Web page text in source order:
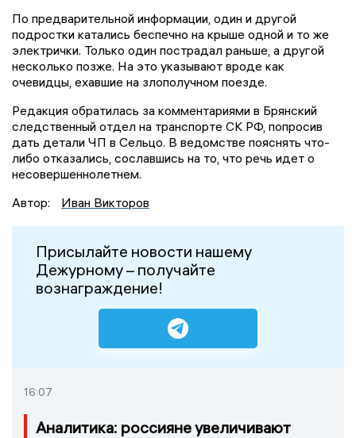
По предварительной информации, один и другой
подростки катались беспечно на крыше одной и то же
электрички. Только один пострадал раньше, а другой
несколько позже. На это указывают вроде как
очевидцы, ехавшие на злополучном поезде.
Редакция обратилась за комментариями в Брянский
следственный отдел на транспорте СК РФ, попросив
дать детали ЧП в Сельцо. В ведомстве пояснять что-
либо отказались, сославшись на то, что речь идет о
несовершеннолетнем.
Автор:
Иван Викторов
Присылайте новости нашему
Дежурному – получайте
вознаграждение!
16:07
Аналитика: россияне увеличивают